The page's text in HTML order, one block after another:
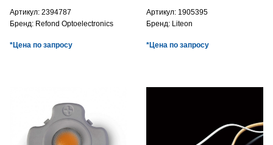
Артикул: 2394787
Бренд: Refond Optoelectronics
*Цена по запросу
Артикул: 1905395
Бренд: Liteon
*Цена по запросу